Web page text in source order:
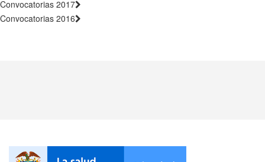
Convocatorias 2017
Convocatorias 2016